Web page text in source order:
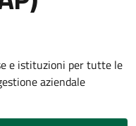
e istituzioni per tutte le
aziendale